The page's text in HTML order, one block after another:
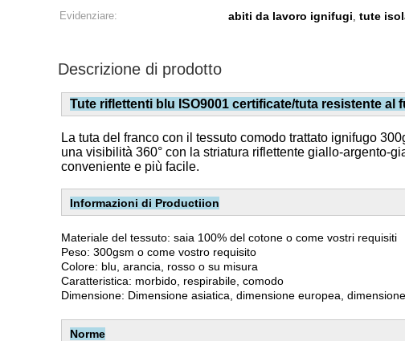
Evidenziare:
abiti da lavoro ignifugi, tute
Descrizione di prodotto
Tute riflettenti blu ISO9001 certificate/tuta resistente
La tuta del franco con il tessuto comodo trattato ignifugo
una visibilità 360° con la striatura riflettente giallo-argento-
conveniente e più facile.
Informazioni di Productiion
Materiale del tessuto: saia 100% del cotone o come vostri requisiti
Peso: 300gsm o come vostro requisito
Colore: blu, arancia, rosso o su misura
Caratteristica: morbido, respirabile, comodo
Dimensione: Dimensione asiatica, dimensione europea,
Norme